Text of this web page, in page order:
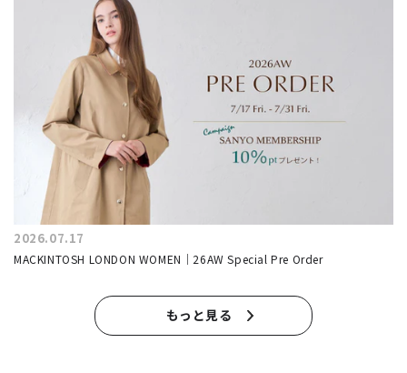
2026.07.17
MACKINTOSH LONDON WOMEN｜26AW Special Pre Order
もっと見る